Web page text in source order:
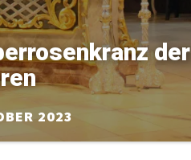
der
2023